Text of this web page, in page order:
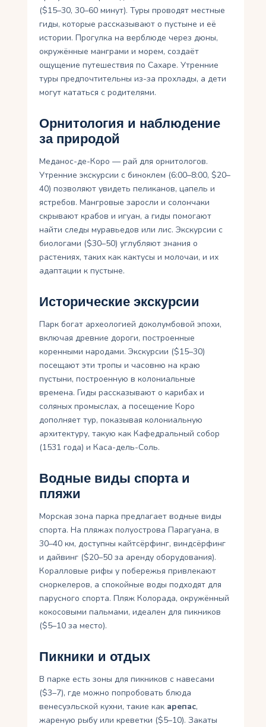
($15–30, 30–60 минут). Туры проводят местные
гиды, которые рассказывают о пустыне и её
истории. Прогулка на верблюде через дюны,
окружённые манграми и морем, создаёт
ощущение путешествия по Сахаре. Утренние
туры предпочтительны из-за прохлады, а дети
могут кататься с родителями.
Орнитология и наблюдение
за природой
Меданос-де-Коро — рай для орнитологов.
Утренние экскурсии с биноклем (6:00–8:00, $20–
40) позволяют увидеть пеликанов, цапель и
ястребов. Мангровые заросли и солончаки
скрывают крабов и игуан, а гиды помогают
найти следы муравьедов или лис. Экскурсии с
биологами ($30–50) углубляют знания о
растениях, таких как кактусы и молочаи, и их
адаптации к пустыне.
Исторические экскурсии
Парк богат археологией доколумбовой эпохи,
включая древние дороги, построенные
коренными народами. Экскурсии ($15–30)
посещают эти тропы и часовню на краю
пустыни, построенную в колониальные
времена. Гиды рассказывают о карибах и
соляных промыслах, а посещение Коро
дополняет тур, показывая колониальную
архитектуру, такую как Кафедральный собор
(1531 года) и Каса-дель-Соль.
Водные виды спорта и
пляжи
Морская зона парка предлагает водные виды
спорта. На пляжах полуострова Парагуана, в
30–40 км, доступны кайтсёрфинг, виндсёрфинг
и дайвинг ($20–50 за аренду оборудования).
Коралловые рифы у побережья привлекают
сноркелеров, а спокойные воды подходят для
парусного спорта. Пляж Колорада, окружённый
кокосовыми пальмами, идеален для пикников
($5–10 за место).
Пикники и отдых
В парке есть зоны для пикников с навесами
($3–7), где можно попробовать блюда
венесуэльской кухни, такие как арепас,
жареную рыбу или креветки ($5–10). Закаты